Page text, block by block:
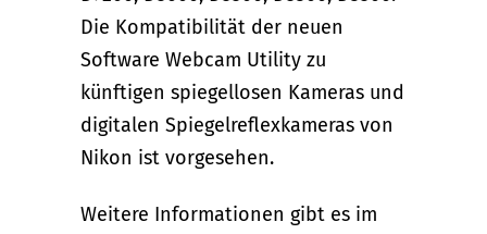
Die Kompatibilität der neuen
Software Webcam Utility zu
künftigen spiegellosen Kameras und
digitalen Spiegelreflexkameras von
Nikon ist vorgesehen.
Weitere Informationen gibt es im